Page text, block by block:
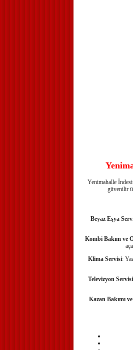
Yenimahalle
güvenilir
Beyaz Eşya
Kombi Bakım ve
Klima Servisi:
Televizyon Servisi
Kazan Bakımı